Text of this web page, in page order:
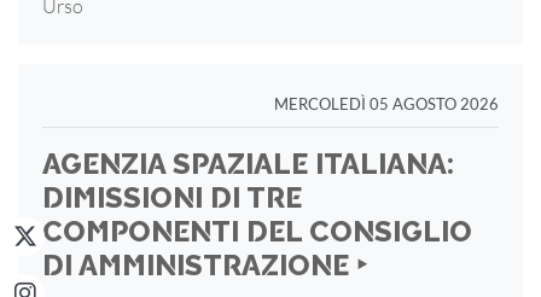
Urso
MERCOLEDÌ 05 AGOSTO 2026
AGENZIA SPAZIALE ITALIANA:
DIMISSIONI DI TRE
COMPONENTI DEL CONSIGLIO
DI AMMINISTRAZIONE ‣